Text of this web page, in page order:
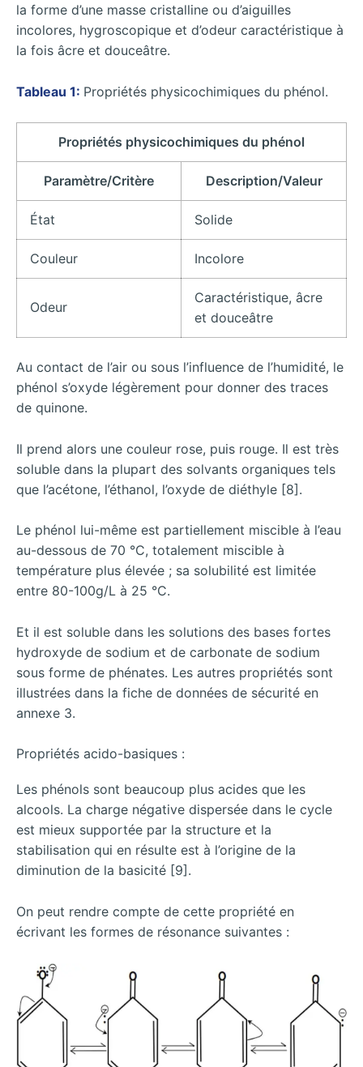
la forme d’une masse cristalline ou d’aiguilles
incolores, hygroscopique et d’odeur caractéristique à
la fois âcre et douceâtre.
Tableau 1: Propriétés physicochimiques du phénol.
Propriétés physicochimiques du phénol
Paramètre/Critère Description/Valeur
État Solide
Couleur Incolore
Odeur
Caractéristique, âcre
et douceâtre
Au contact de l’air ou sous l’influence de l’humidité, le
phénol s’oxyde légèrement pour donner des traces
de quinone.
Il prend alors une couleur rose, puis rouge. Il est très
soluble dans la plupart des solvants organiques tels
que l’acétone, l’éthanol, l’oxyde de diéthyle [8].
Le phénol lui-même est partiellement miscible à l’eau
au-dessous de 70 °C, totalement miscible à
température plus élevée ; sa solubilité est limitée
entre 80-100g/L à 25 °C.
Et il est soluble dans les solutions des bases fortes
hydroxyde de sodium et de carbonate de sodium
sous forme de phénates. Les autres propriétés sont
illustrées dans la fiche de données de sécurité en
annexe 3.
Propriétés acido-basiques :
Les phénols sont beaucoup plus acides que les
alcools. La charge négative dispersée dans le cycle
est mieux supportée par la structure et la
stabilisation qui en résulte est à l’origine de la
diminution de la basicité [9].
On peut rendre compte de cette propriété en
écrivant les formes de résonance suivantes :